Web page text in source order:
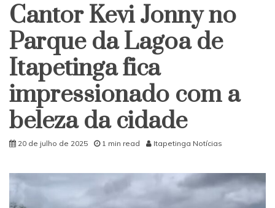
Cantor Kevi Jonny no
Parque da Lagoa de
Itapetinga fica
impressionado com a
beleza da cidade
20 de julho de 2025 1 min read Itapetinga Notícias